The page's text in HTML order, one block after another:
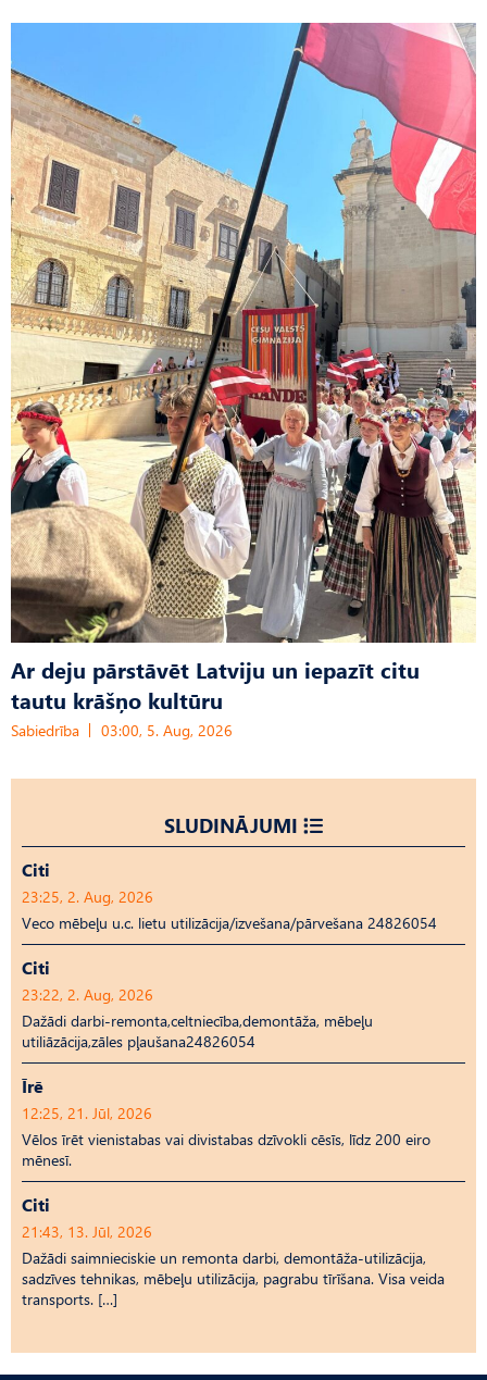
Ar deju pārstāvēt Latviju un iepazīt citu
tautu krāšņo kultūru
Sabiedrība 03:00, 5. Aug, 2026
SLUDINĀJUMI
Citi
23:25, 2. Aug, 2026
Veco mēbeļu u.c. lietu utilizācija/izvešana/pārvešana 24826054
Citi
23:22, 2. Aug, 2026
Dažādi darbi-remonta,celtniecība,demontāža, mēbeļu
utiliāzācija,zāles pļaušana24826054
Īrē
12:25, 21. Jūl, 2026
Vēlos īrēt vienistabas vai divistabas dzīvokli cēsīs, līdz 200 eiro
mēnesī.
Citi
21:43, 13. Jūl, 2026
Dažādi saimnieciskie un remonta darbi, demontāža-utilizācija,
sadzīves tehnikas, mēbeļu utilizācija, pagrabu tīrīšana. Visa veida
transports. […]